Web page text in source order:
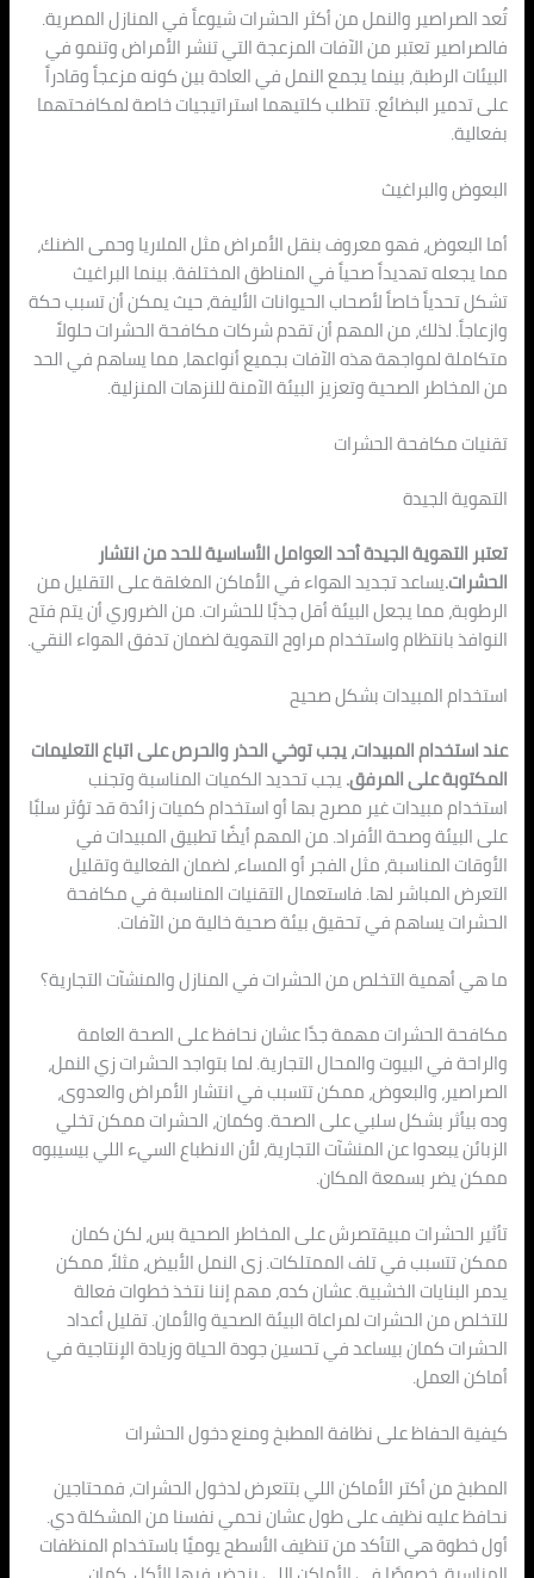
تُعد الصراصير والنمل من أكثر الحشرات شيوعاً في المنازل المصرية.
فالصراصير تعتبر من الآفات المزعجة التي تنشر الأمراض وتنمو في
البيئات الرطبة، بينما يجمع النمل في العادة بين كونه مزعجاً وقادراً
على تدمير البضائع. تتطلب كلتيهما استراتيجيات خاصة لمكافحتهما
بفعالية.
البعوض والبراغيث
أما البعوض، فهو معروف بنقل الأمراض مثل الملاريا وحمى الضنك،
مما يجعله تهديداً صحياً في المناطق المختلفة. بينما البراغيث
تشكل تحدياً خاصاً لأصحاب الحيوانات الأليفة، حيث يمكن أن تسبب حكة
وازعاجاً. لذلك، من المهم أن تقدم شركات مكافحة الحشرات حلولاً
متكاملة لمواجهة هذه الآفات بجميع أنواعها، مما يساهم في الحد
من المخاطر الصحية وتعزيز البيئة الآمنة للنزهات المنزلية.
تقنيات مكافحة الحشرات
التهوية الجيدة
تعتبر التهوية الجيدة أحد العوامل الأساسية للحد من انتشار
الحشرات.يساعد تجديد الهواء في الأماكن المغلقة على التقليل من
الرطوبة، مما يجعل البيئة أقل جذبًا للحشرات. من الضروري أن يتم فتح
النوافذ بانتظام واستخدام مراوح التهوية لضمان تدفق الهواء النقي.
استخدام المبيدات بشكل صحيح
عند استخدام المبيدات، يجب توخي الحذر والحرص على اتباع التعليمات
المكتوبة على المرفق.يجب تحديد الكميات المناسبة وتجنب
استخدام مبيدات غير مصرح بها أو استخدام كميات زائدة قد تؤثر سلبًا
على البيئة وصحة الأفراد. من المهم أيضًا تطبيق المبيدات في
الأوقات المناسبة، مثل الفجر أو المساء، لضمان الفعالية وتقليل
التعرض المباشر لها. فاستعمال التقنيات المناسبة في مكافحة
الحشرات يساهم في تحقيق بيئة صحية خالية من الآفات.
ما هي أهمية التخلص من الحشرات في المنازل والمنشآت التجارية؟
مكافحة الحشرات مهمة جدًا عشان نحافظ على الصحة العامة
والراحة في البيوت والمحال التجارية. لما بتواجد الحشرات زي النمل،
الصراصير، والبعوض، ممكن تتسبب في انتشار الأمراض والعدوى،
وده بيأثر بشكل سلبي على الصحة. وكمان، الحشرات ممكن تخلي
الزبائن يبعدوا عن المنشآت التجارية، لأن الانطباع السيء اللي بيسيبوه
ممكن يضر بسمعة المكان.
تأثير الحشرات مبيقتصرش على المخاطر الصحية بس، لكن كمان
ممكن تتسبب في تلف الممتلكات. زى النمل الأبيض، مثلاً، ممكن
يدمر البنايات الخشبية. عشان كده، مهم إننا نتخذ خطوات فعالة
للتخلص من الحشرات لمراعاة البيئة الصحية والأمان. تقليل أعداد
الحشرات كمان بيساعد في تحسين جودة الحياة وزيادة الإنتاجية في
أماكن العمل.
كيفية الحفاظ على نظافة المطبخ ومنع دخول الحشرات
المطبخ من أكتر الأماكن اللي بتتعرض لدخول الحشرات، فمحتاجين
نحافظ عليه نظيف على طول عشان نحمي نفسنا من المشكلة دي.
أول خطوة هي التأكد من تنظيف الأسطح يوميًا باستخدام المنظفات